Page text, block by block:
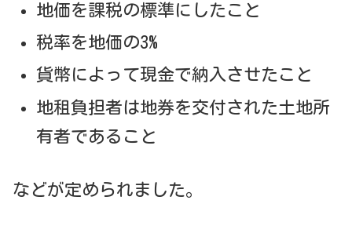
地価を課税の標準にしたこと
税率を地価の3%
貨幣によって現金で納入させたこと
地租負担者は地券を交付された土地所
有者であること
などが定められました。